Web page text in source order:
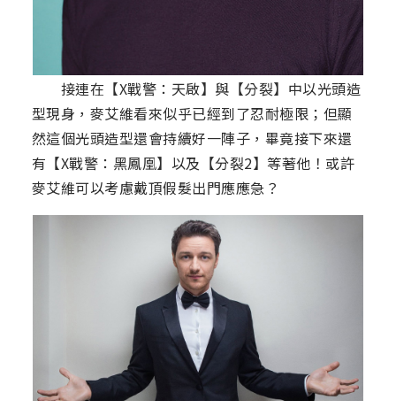
接連在【X戰警：天啟】與【分裂】中以光頭造
型現身，麥艾維看來似乎已經到了忍耐極限；但顯
然這個光頭造型還會持續好一陣子，畢竟接下來還
有【X戰警：黑鳳凰】以及【分裂2】等著他！或許
麥艾維可以考慮戴頂假髮出門應應急？